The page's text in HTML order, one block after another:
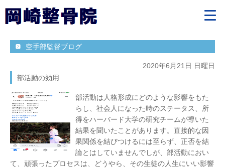
空手部監督ブログ
2020年6月21日 日曜日
部活動の効用
部活動は人格形成にどのような影響をもた
らし、社会人になった時のステータス、所
得をハーバード大学の研究チームが導いた
結果を聞いたことがあります。直接的な因
果関係を結びつけるには至らず、正否を結
論とはしていませんでしが、部活動におい
て、頑張ったプロセスは、どうやら、その生徒の人生にいい影響